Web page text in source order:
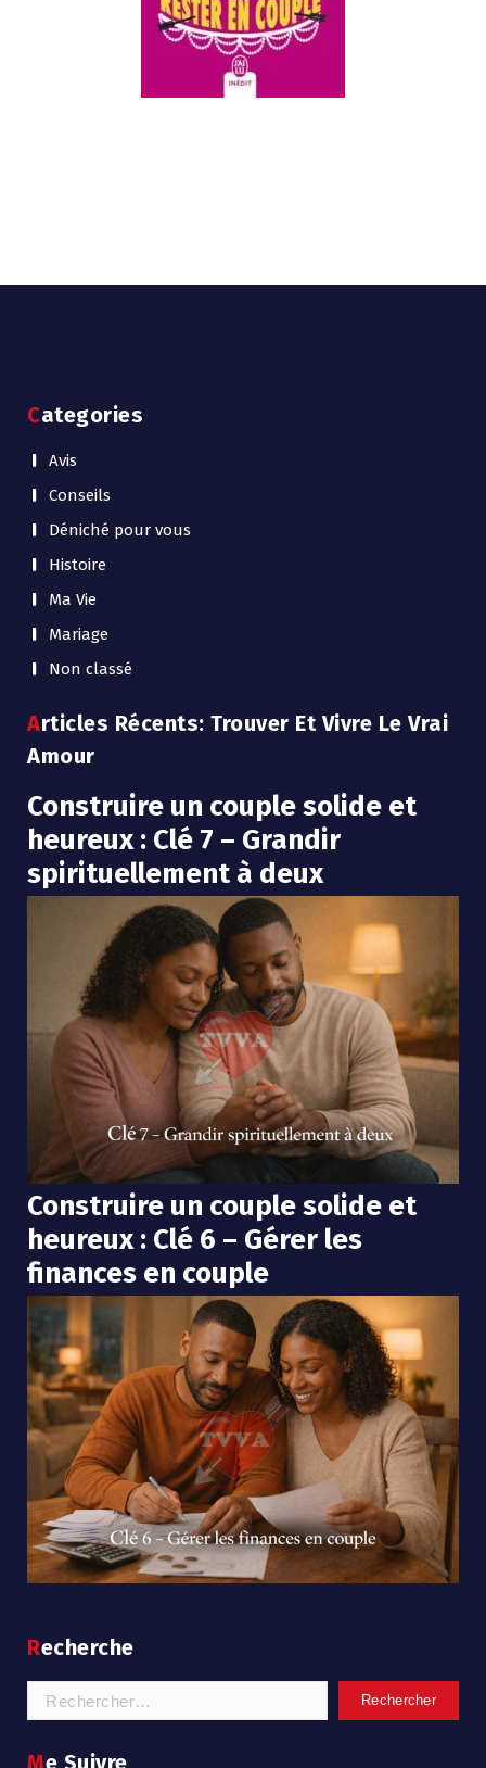
Categories
Avis
Conseils
Déniché pour vous
Histoire
Ma Vie
Mariage
Non classé
Articles Récents: Trouver Et Vivre Le Vrai
Amour
Construire un couple solide et
heureux : Clé 7 – Grandir
spirituellement à deux
Construire un couple solide et
heureux : Clé 6 – Gérer les
finances en couple
Recherche
Rechercher :
Me Suivre